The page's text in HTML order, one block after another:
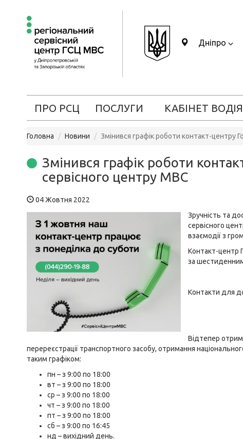
Дніпро
ПРО РСЦ ПОСЛУГИ КАБІНЕТ ВОДІЯ
Головна Новини Змінився графік роботи контакт-центру
Змінився графік роботи
сервісного центру МВС
04 Жовтня 2022
Зручність та
сервісного
взаємодії з
Контакт-центр
за
Контакти для
Відтепер
перереєстрації транспортного засобу, отримання
таким графіком:
пн – з 9:00 по 18:00
вт – з 9:00 по 18:00
ср – з 9:00 по 18:00
чт – з 9:00 по 18:00
пт – з 9:00 по 18:00
сб – з 9:00 по 16:45
нд – вихідний день.